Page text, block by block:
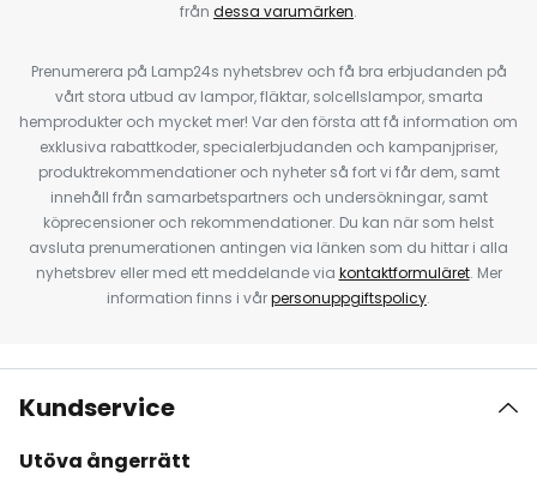
från dessa varumärken.
Prenumerera på Lamp24s nyhetsbrev och få bra erbjudanden på
vårt stora utbud av lampor, fläktar, solcellslampor, smarta
hemprodukter och mycket mer! Var den första att få information om
exklusiva rabattkoder, specialerbjudanden och kampanjpriser,
produktrekommendationer och nyheter så fort vi får dem, samt
innehåll från samarbetspartners och undersökningar, samt
köprecensioner och rekommendationer. Du kan när som helst
avsluta prenumerationen antingen via länken som du hittar i alla
nyhetsbrev eller med ett meddelande via kontaktformuläret. Mer
information finns i vårpersonuppgiftspolicy.
Kundservice
Utöva ångerrätt